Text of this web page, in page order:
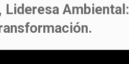
Lideresa Ambiental: